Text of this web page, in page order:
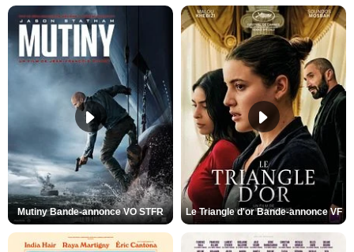
Mutiny Bande-annonce VO STFR Le Triangle d'or Bande-annonce VF